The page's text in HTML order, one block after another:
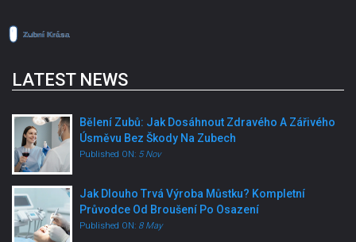
LATEST NEWS
Bělení Zubů: Jak Dosáhnout Zdravého A Zářivého
Úsměvu Bez Škody Na Zubech
Published ON: 5 Nov
Jak Dlouho Trvá Výroba Můstku? Kompletní
Průvodce Od Broušení Po Osazení
Published ON: 8 May